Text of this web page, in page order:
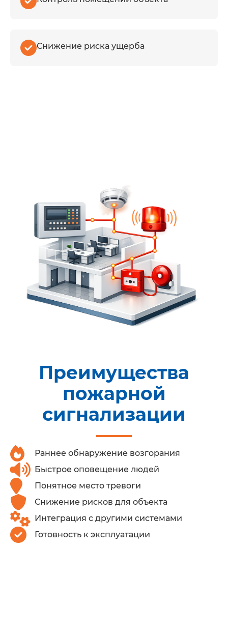
Диспетчеризация
Снижение риска ущерба
Преимущества
пожарной
сигнализации
Раннее обнаружение возгорания
Быстрое оповещение людей
Понятное место тревоги
Снижение рисков для объекта
Интеграция с другими системами
Готовность к эксплуатации